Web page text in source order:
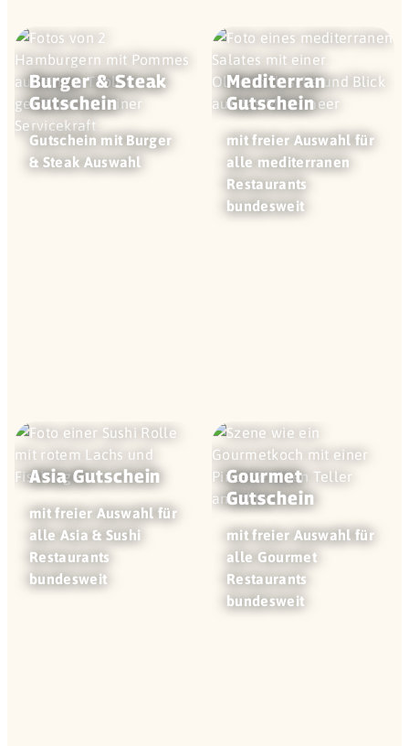
Burger & Steak
Gutschein
Gutschein mit Burger
& Steak Auswahl
Mediterran
Gutschein
mit freier Auswahl für
alle mediterranen
Restaurants
bundesweit
Asia Gutschein
mit freier Auswahl für
alle Asia & Sushi
Restaurants
bundesweit
Gourmet
Gutschein
mit freier Auswahl für
alle Gourmet
Restaurants
bundesweit